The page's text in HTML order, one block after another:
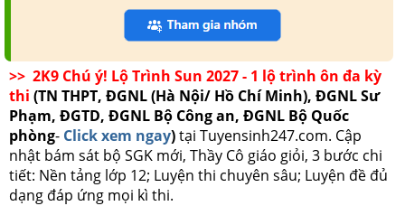
>> 2K9 Chú ý! Lộ Trình Sun 2027 - 1 lộ trình ôn đa kỳ
thi (TN THPT, ĐGNL (Hà Nội/ Hồ Chí Minh), ĐGNL Sư
Phạm, ĐGTD, ĐGNL Bộ Công an, ĐGNL Bộ Quốc
phòng- Click xem ngay)tại Tuyensinh247.com. Cập
nhật bám sát bộ SGK mới, Thầy Cô giáo giỏi, 3 bước chi
tiết: Nền tảng lớp 12; Luyện thi chuyên sâu; Luyện đề đủ
dạng đáp ứng mọi kì thi.